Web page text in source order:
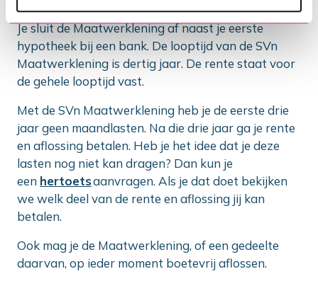
Je sluit de Maatwerklening af naast je eerste
hypotheek bij een bank. De looptijd van de SVn
Maatwerklening is dertig jaar. De rente staat voor
de gehele looptijd vast.
Met de SVn Maatwerklening heb je de eerste drie
jaar geen maandlasten. Na die drie jaar ga je rente
en aflossing betalen. Heb je het idee dat je deze
lasten nog niet kan dragen? Dan kun je
een hertoetsaanvragen. Als je dat doet bekijken
we welk deel van de rente en aflossing jij kan
betalen.
Ook mag je de Maatwerklening, of een gedeelte
daarvan, op ieder moment boetevrij aflossen.